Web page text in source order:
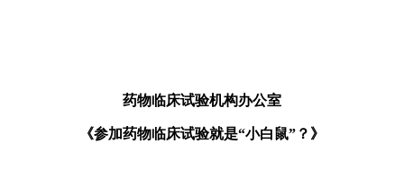
药物临床试验机构办公室
《参加药物临床试验就是“小白鼠”？》